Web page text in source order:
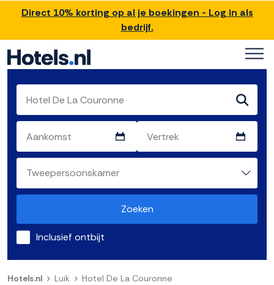
Direct 10% korting op al je boekingen - Log in als
bedrijf.
Zoeken
Inclusief ontbijt
Hotels.nl Luik Hotel De La Couronne